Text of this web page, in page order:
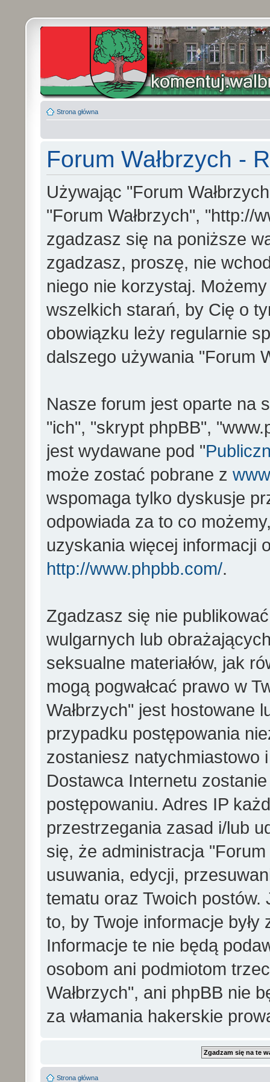
Strona główna
Forum Wałbrzych -
Używając "Forum
"Forum Wałbrzych", "http://
zgadzasz się na poniższe
zgadzasz, proszę, nie
niego nie korzystaj.
wszelkich starań, by Cię o
obowiązku leży regularnie
dalszego używania "Forum
Nasze forum jest oparte na
"ich", "skrypt phpBB",
jest wydawane pod "
może zostać pobrane z
wspomaga tylko dyskusje
odpowiada za to co
uzyskania więcej informacji
http://www.phpbb.com/.
Zgadzasz się nie
wulgarnych lub
seksualne materiałów, jak
mogą pogwałcać prawo w
Wałbrzych" jest hostowane
przypadku postępowania
zostaniesz natychmiastowo
Dostawca Internetu
postępowaniu. Adres IP
przestrzegania zasad i/lub
się, że administracja
usuwania, edycji,
tematu oraz Twoich
to, by Twoje informacje
Informacje te nie będą
osobom ani podmiotom
Wałbrzych", ani phpBB nie
za włamania hakerskie
Strona główna